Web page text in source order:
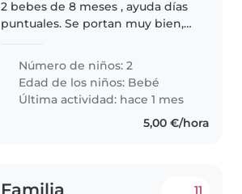
2 bebes de 8 meses , ayuda días
puntuales. Se portan muy bien,
uno solo no puede con los dosz
sería días puntuales y otras
situaciones. Pueden ser..
Número de niños: 2
Edad de los niños: Bebé
Última actividad: hace 1 mes
5,00 €/hora
Familia 11